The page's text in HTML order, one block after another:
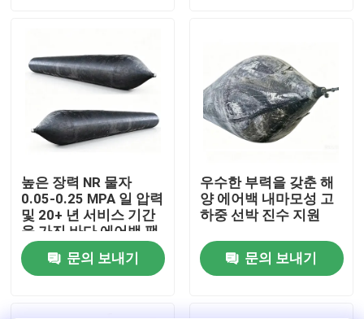
홈
제품 소개
동영상
회사 소개
공장 투어
높은 장력 NR 물자
0.05-0.25 MPA 일 압력
및 20+ 년 서비스 기간
을 가진 바다 에어백 팽
창식 부력 부대
문의 보내기
우수한 부력을 갖춘 해
양 에어백 내마모성 고
하중 선박 진수 지원
문의 보내기